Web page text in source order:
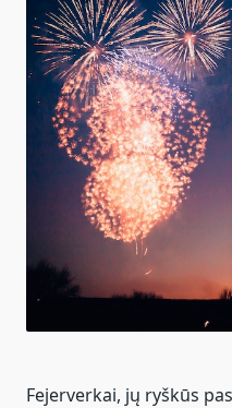
Fejerverkai, jų ryškūs